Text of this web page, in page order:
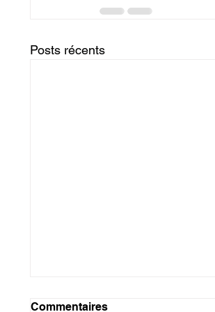
Posts récents
Tanzanite
Commentaires